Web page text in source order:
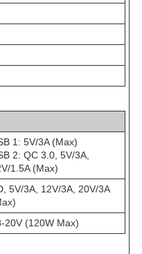
1: 5V/3A (Max)
2: QC 3.0, 5V/3A,
1.5A (Max)
5V/3A, 12V/3A, 20V/3A
20V (120W Max)